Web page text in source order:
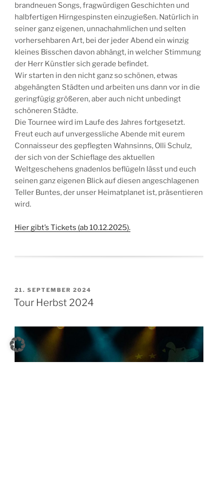
brandneuen Songs, fragwürdigen Geschichten und
halbfertigen Hirngespinsten einzugießen. Natürlich in
seiner ganz eigenen, unnachahmlichen und selten
vorhersehbaren Art, bei der jeder Abend ein winzig
kleines Bisschen davon abhängt, in welcher Stimmung
der Herr Künstler sich gerade befindet.
Wir starten in den nicht ganz so schönen, etwas
abgehängten Städten und arbeiten uns dann vor in die
geringfügig größeren, aber auch nicht unbedingt
schöneren Städte.
Die Tournee wird im Laufe des Jahres fortgesetzt.
Freut euch auf unvergessliche Abende mit eurem
Connaisseur des gepflegten Wahnsinns, Olli Schulz,
der sich von der Schieflage des aktuellen
Weltgeschehens gnadenlos beflügeln lässt und euch
seinen ganz eigenen Blick auf diesen angeschlagenen
Teller Buntes, der unser Heimatplanet ist, präsentieren
wird.
Hier gibt’s Tickets (ab 10.12.2025).
21. SEPTEMBER 2024
Tour Herbst 2024